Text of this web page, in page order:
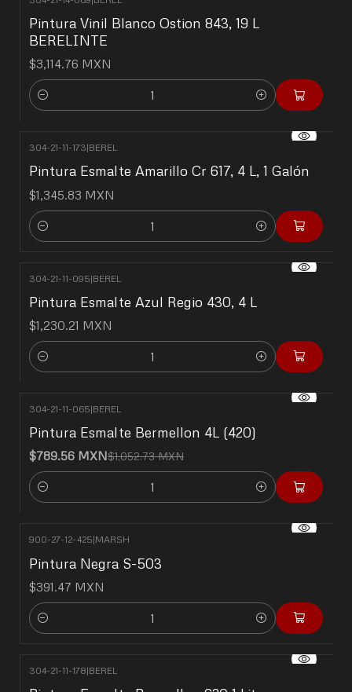
Pintura Vinil Blanco Ostion 843, 19 L
BERELINTE
$3,114.76 MXN
Cantidad
304-21-11-173|BEREL
Pintura Esmalte Amarillo Cr 617, 4 L, 1 Galón
$1,345.83 MXN
Cantidad
304-21-11-095|BEREL
Pintura Esmalte Azul Regio 430, 4 L
$1,230.21 MXN
Cantidad
304-21-11-065|BEREL
Pintura Esmalte Bermellon 4L (420)
$789.56 MXN$1,052.73 MXN
Cantidad
900-27-12-425|MARSH
Pintura Negra S-503
$391.47 MXN
Cantidad
304-21-11-178|BEREL